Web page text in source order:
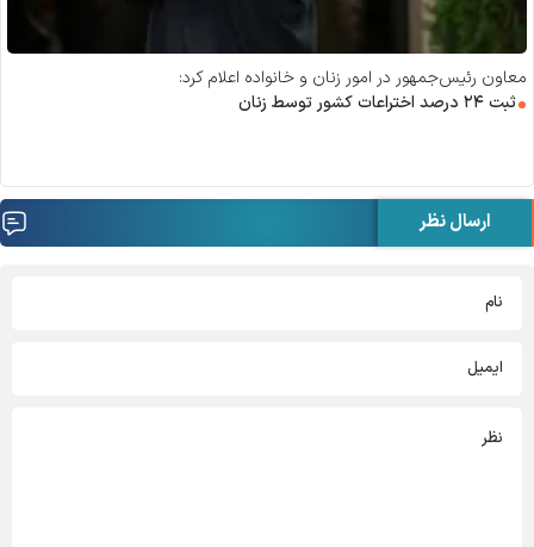
معاون رئیس‌جمهور در امور زنان و خانواده اعلام کرد:
ثبت ۲۴ درصد اختراعات کشور توسط زنان
ارسال نظر